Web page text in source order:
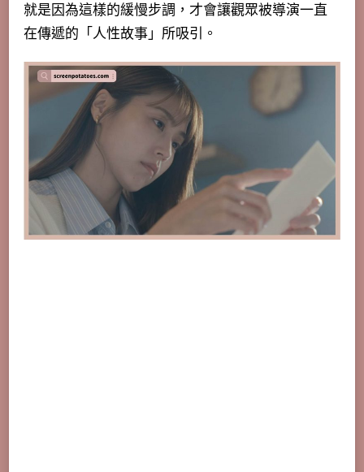
就是因為這樣的緩慢步調，才會讓觀眾被導演一直
在傳遞的「人性故事」所吸引。